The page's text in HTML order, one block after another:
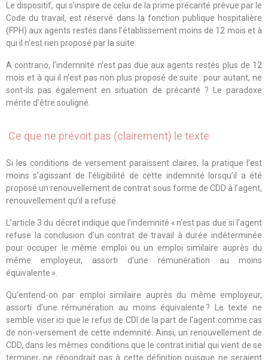
Le dispositif, qui s’inspire de celui de la prime précarité prévue par le
Code du travail, est réservé dans la fonction publique hospitalière
(FPH) aux agents restés dans l’établissement moins de 12 mois et à
qui il n’est rien proposé par la suite.
A contrario, l’indemnité n’est pas due aux agents restés plus de 12
mois et à qui il n’est pas non plus proposé de suite : pour autant, ne
sont-ils pas également en situation de précarité ? Le paradoxe
mérite d’être souligné.
Ce que ne prévoit pas (clairement) le texte
Si les conditions de versement paraissent claires, la pratique l’est
moins s’agissant de l’éligibilité de cette indemnité lorsqu’il a été
proposé un renouvellement de contrat sous forme de CDD à l’agent,
renouvellement qu’il a refusé.
L’article 3 du décret indique que l’indemnité « n’est pas due si l’agent
refuse la conclusion d’un contrat de travail à durée indéterminée
pour occuper le même emploi ou un emploi similaire auprès du
même employeur, assorti d’une rémunération au moins
équivalente ».
Qu’entend-on par emploi similaire auprès du même employeur,
assorti d’une rémunération au moins équivalente ? Le texte ne
semble viser ici que le refus de CDI de la part de l’agent comme cas
de non-versement de cette indemnité. Ainsi, un renouvellement de
CDD, dans les mêmes conditions que le contrat initial qui vient de se
terminer, ne répondrait pas à cette définition puisque ne seraient